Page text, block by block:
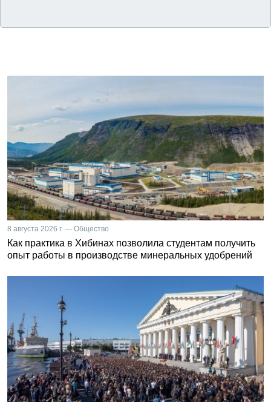
8 августа 2026 г. — Общество
Как практика в Хибинах позволила студентам получить
опыт работы в производстве минеральных удобрений